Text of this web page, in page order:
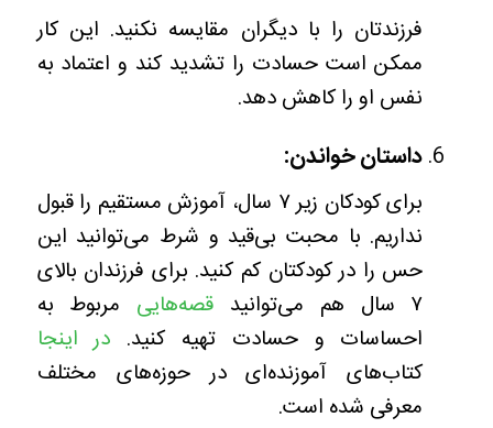
فرزندتان را با دیگران مقایسه نکنید. این کار
ممکن است حسادت را تشدید کند و اعتماد به
نفس او را کاهش دهد.
داستان خواندن:
برای کودکان زیر ۷ سال، آموزش مستقیم را قبول
نداریم. با محبت بی‌قید و شرط می‌توانید این
حس را در کودکتان کم کنید. برای فرزندان بالای
۷ سال هم می‌توانید
قصه‌هایی مربوط به
احساسات و حسادت تهیه کنید. در اینجا
کتاب‌های آموزنده‌ای در حوزه‌های مختلف
معرفی شده است.